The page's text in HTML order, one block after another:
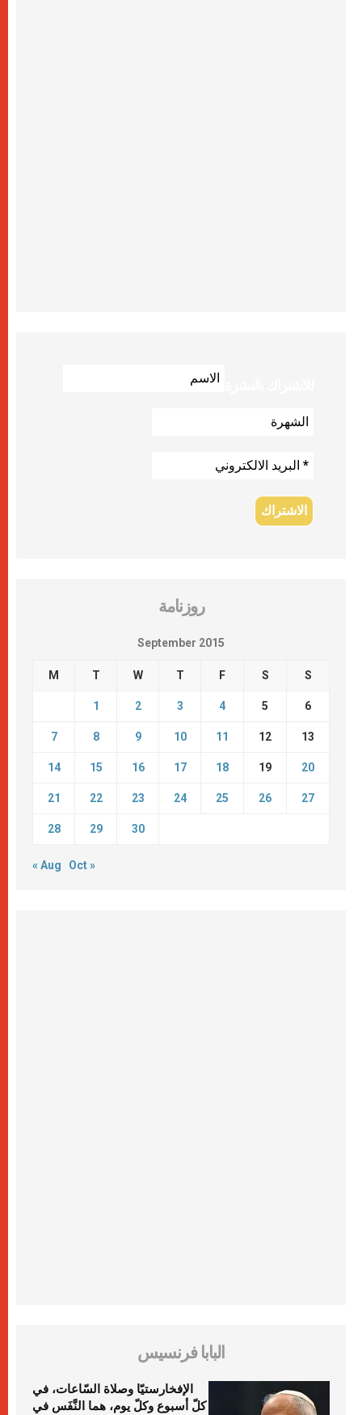
روزنامة
September 2015
M T W T F S S
1 2 3 4 5 6
7 8 9 10 11 12 13
14 15 16 17 18 19 20
21 22 23 24 25 26 27
28 29 30
« Aug Oct »
البابا فرنسيس
الإفخارستيّا وصلاة السّاعات، في
كلّ أسبوع وكلّ يوم، هما النَّفَس في